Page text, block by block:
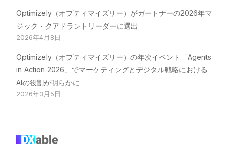
Optimizely（オプティマイズリー）がガートナーの2026年マ
ジック・クアドラントリーダーに選出
2026年4月8日
Optimizely（オプティマイズリー）の年次イベント「Agents
in Action 2026」でマーケティングとデジタル戦略における
AIの役割が明らかに
2026年3月5日